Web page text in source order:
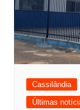
Cassilândia
Últimas